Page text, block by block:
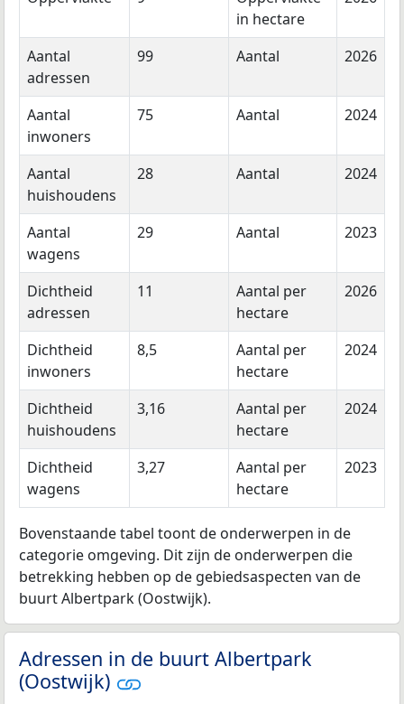
in hectare
Aantal
adressen
99 Aantal 2026
Aantal
inwoners
75 Aantal 2024
Aantal
huishoudens
28 Aantal 2024
Aantal
wagens
29 Aantal 2023
Dichtheid
adressen
11
Aantal per
hectare
2026
Dichtheid
inwoners
8,5
Aantal per
hectare
2024
Dichtheid
huishoudens
3,16
Aantal per
hectare
2024
Dichtheid
wagens
3,27
Aantal per
hectare
2023
Bovenstaande tabel toont de onderwerpen in de
categorie omgeving. Dit zijn de onderwerpen die
betrekking hebben op de gebiedsaspecten van de
buurt Albertpark (Oostwijk).
Adressen in de buurt Albertpark
(Oostwijk)